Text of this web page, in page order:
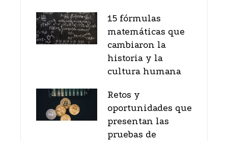
15 fórmulas
matemáticas que
cambiaron la
historia y la
cultura humana
Retos y
oportunidades que
presentan las
pruebas de